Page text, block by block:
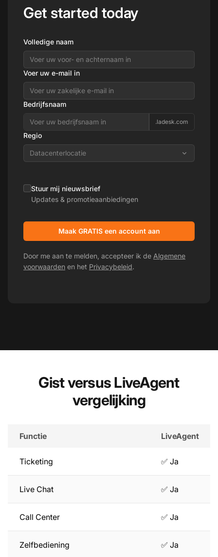
Get started today
Volledige naam
Voer uw e-mail in
Bedrijfsnaam
.ladesk.com
Regio
Datacenterlocatie
Stuur mij nieuwsbrief
Updates & promotieaanbiedingen
Maak GRATIS een account aan
Door me aan te melden, accepteer ik de Algemene
voorwaarden en het Privacybeleid.
Gist versus LiveAgent
vergelijking
Functie LiveAgent
Ticketing ✅ Ja
Live Chat ✅ Ja
Call Center ✅ Ja
Zelfbediening ✅ Ja